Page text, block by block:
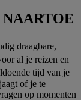
draagbare,
al je reizen en
tijd van je
of je te
op momenten